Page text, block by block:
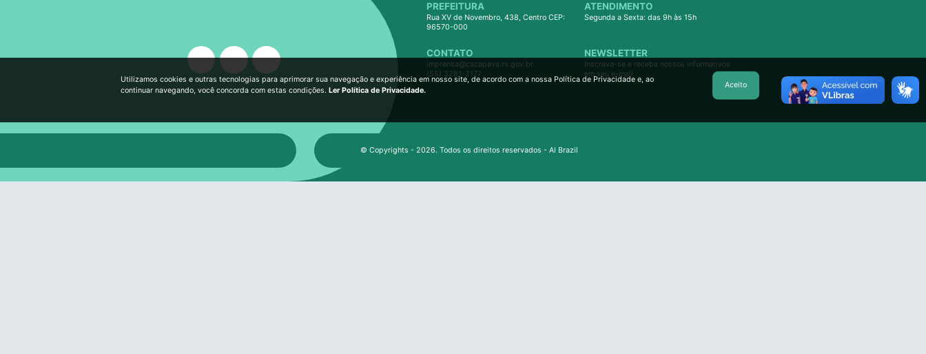
PREFEITURA
Rua XV de Novembro, 438, Centro CEP:
96570-000
ATENDIMENTO
Segunda a Sexta: das 9h às 15h
CONTATO
imprensa@cacapava.rs.gov.br
(55) 3281-2177
NEWSLETTER
Inscreva-se e receba nossos informativos
em seu e-mail
© Copyrights - 2026. Todos os direitos reservados - AI Brazil
Utilizamos cookies e outras tecnologias para aprimorar sua navegação e experiência em nosso site, de acordo com a nossa Política de Privacidade e, ao
continuar navegando, você concorda com estas condições. Ler Política de Privacidade.
Aceito